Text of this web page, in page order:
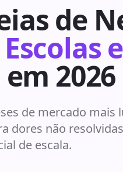
de
Escolas
em 2026
de mercado mais
dores não
de escala.